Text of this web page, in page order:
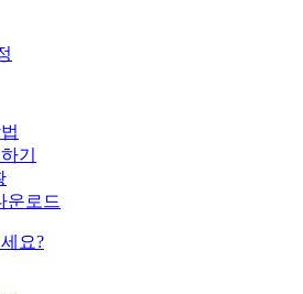
기
운로드
요?